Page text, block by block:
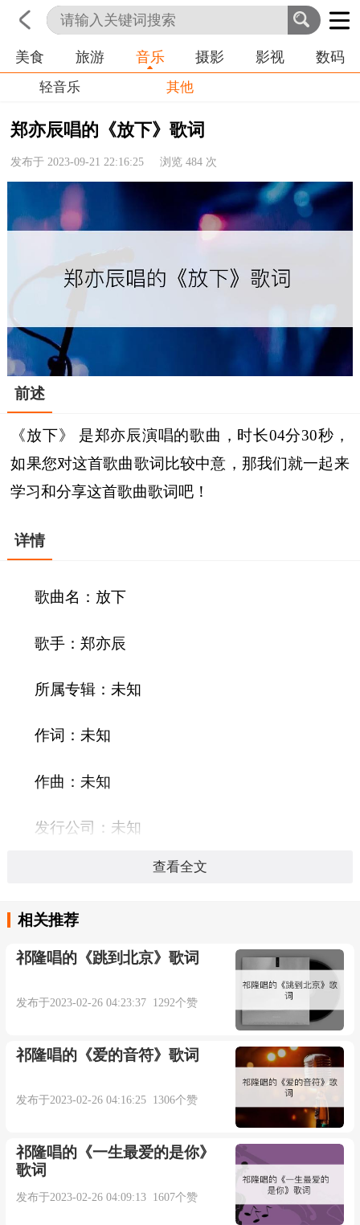
首页 科技 生活 职业
美食 旅游 音乐 摄影 影视 数码
轻音乐 其他
郑亦辰唱的《放下》歌词
发布于 2023-09-21 22:16:25 浏览484 次
前述
《放下》 是郑亦辰演唱的歌曲，时长04分30秒，
如果您对这首歌曲歌词比较中意，那我们就一起来
学习和分享这首歌曲歌词吧！
详情
歌曲名：放下
歌手：郑亦辰
所属专辑：未知
作词：未知
作曲：未知
发行公司：未知
语言：
时长：04:30秒
放下-郑亦辰
词：郑亦辰
曲：郑亦辰
编曲：郑亦辰
吉他：成萌
查看全文
相关推荐
祁隆唱的《跳到北京》歌词
发布于2023-02-26 04:23:37 1292个赞
祁隆唱的《爱的音符》歌词
发布于2023-02-26 04:16:25 1306个赞
祁隆唱的《一生最爱的是你》
歌词
发布于2023-02-26 04:09:13 1607个赞